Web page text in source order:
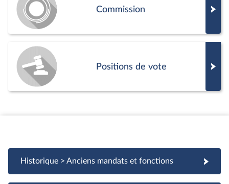
Commission
Positions de vote
Historique > Anciens mandats et fonctions